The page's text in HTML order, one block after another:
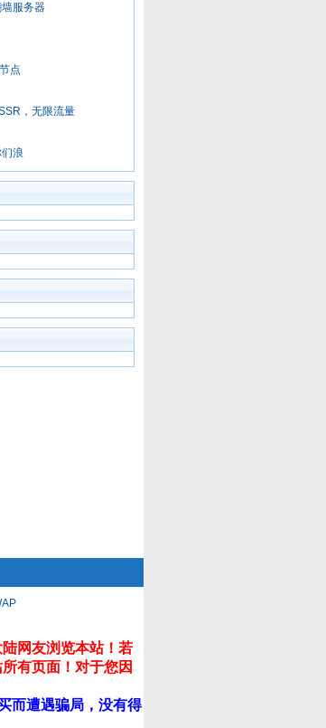
服务器
点
，无限流量
浪
网友浏览本站！若
有页面！对于您因
而遭遇骗局，没有得